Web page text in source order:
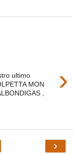
›
ultimo
MON
,
›